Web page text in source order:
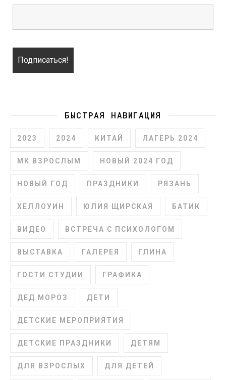
БЫСТРАЯ НАВИГАЦИЯ
2023 2024 КИТАЙ ЛАГЕРЬ 2024
МК ВЗРОСЛЫМ НОВЫЙ 2024 ГОД
НОВЫЙ ГОД ПРАЗДНИКИ РЯЗАНЬ
ХЕЛЛОУИН ЮЛИЯ ЩИРСКАЯ БАТИК
ВИДЕО ВСТРЕЧА С ПСИХОЛОГОМ
ВЫСТАВКА ГАЛЕРЕЯ ГЛИНА
ГОСТИ СТУДИИ ГРАФИКА
ДЕД МОРОЗ ДЕТИ
ДЕТСКИЕ МЕРОПРИЯТИЯ
ДЕТСКИЕ ПРАЗДНИКИ ДЕТЯМ
ДЛЯ ВЗРОСЛЫХ ДЛЯ ДЕТЕЙ